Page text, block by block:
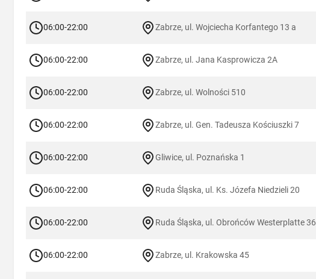
06:00-22:00 Zabrze, ul. Wojciecha Korfantego 13 a
06:00-22:00 Zabrze, ul. Jana Kasprowicza 2A
06:00-22:00 Zabrze, ul. Wolności 510
06:00-22:00 Zabrze, ul. Gen. Tadeusza Kościuszki 7
06:00-22:00 Gliwice, ul. Poznańska 1
06:00-22:00 Ruda Śląska, ul. Ks. Józefa Niedzieli 20
06:00-22:00 Ruda Śląska, ul. Obrońców Westerplatte 36
06:00-22:00 Zabrze, ul. Krakowska 45